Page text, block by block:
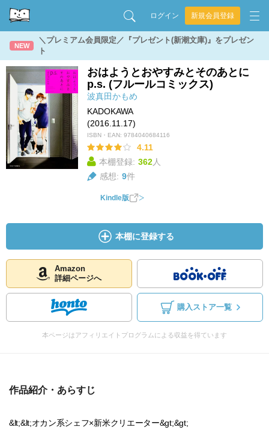
ログイン 新規会員登録
NEW
＼プレミアム会員限定／『プレゼント(新潮文庫)』をプレゼン
ト
おはようとおやすみとそのあとに
p.s. (フルールコミックス)
波真田かもめ
KADOKAWA
(2016.11.17)
ISBN・EAN: 9784040684116
4.11
本棚登録: 362人
感想: 9件
Kindle版
本棚に登録する
Amazon
詳細ページへ
購入ストア一覧
本ページはアフィリエイトプログラムによる収益を得ています
作品紹介・あらすじ
&lt;&lt;オカン系シェフ×新米クリエーター&gt;&gt;